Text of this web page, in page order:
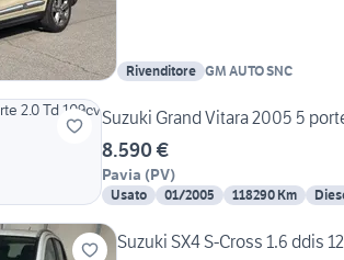
Rivenditore GM AUTO SNC
Suzuki Grand Vitara 2005 5
8.590 €
Pavia (PV)
Usato 01/2005 118290 Km
Suzuki SX4 S-Cross 1.6 ddis